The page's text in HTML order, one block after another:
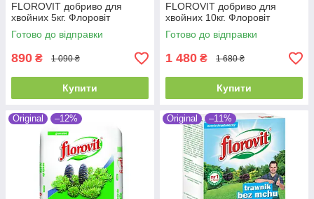
FLOROVIT добриво для
хвойних 5кг. Флоровіт
Готово до відправки
890 ₴ 1 090 ₴
Купити
FLOROVIT добриво для
хвойних 10кг. Флоровіт
Готово до відправки
1 480 ₴ 1 680 ₴
Купити
Original –12% Original –11%